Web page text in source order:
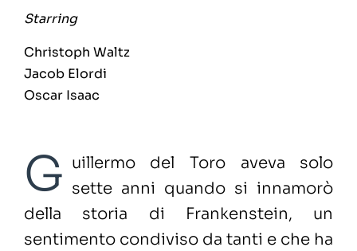
Starring
Christoph Waltz
Jacob Elordi
Oscar Isaac
G uillermo del Toro aveva solo
sette anni quando si innamorò
della storia di Frankenstein, un
sentimento condiviso da tanti e che ha